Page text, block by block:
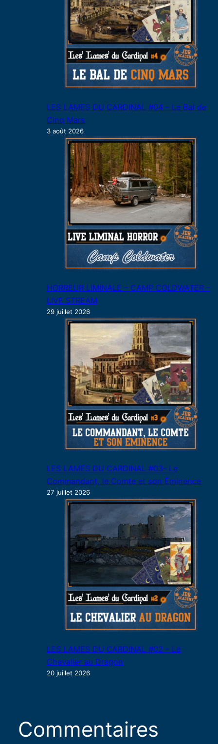
LES LAMES DU CARDINAL #04 – Le Bal de
Cinq Mars
3 août 2026
HORREUR LIMINALE – CAMP COLDWATER –
LIVE STREAM
29 juillet 2026
LES LAMES DU CARDINAL #03- Le
Commandant, le Comte et son Éminence
27 juillet 2026
LES LAMES DU CARDINAL #02 – Le
Chevalier au Dragon
20 juillet 2026
Commentaires